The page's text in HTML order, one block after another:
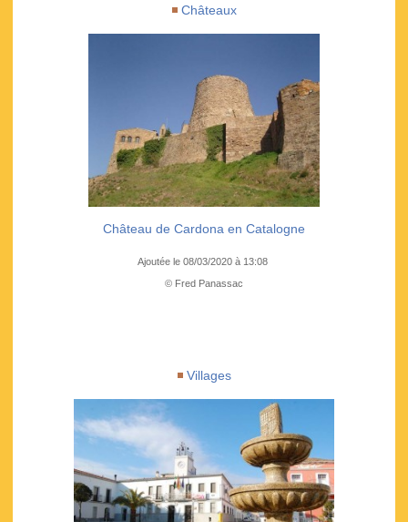
Châteaux
Château de Cardona en Catalogne
Ajoutée le 08/03/2020 à 13:08
© Fred Panassac
Villages